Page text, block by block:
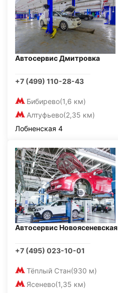
Автосервис Дмитровка
+7 (499) 110-28-43
Бибирево(1,6 км)
Алтуфьево(2,35 км)
Лобненская 4
Автосервис Новоясеневская
+7 (495) 023-10-01
Тёплый Стан(930 м)
Ясенево(1,35 км)